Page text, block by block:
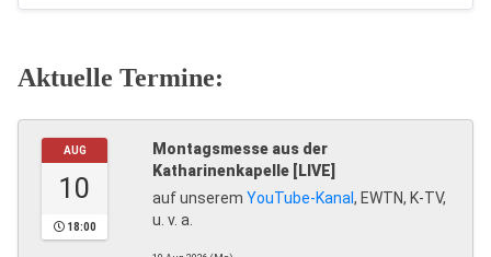
Aktuelle Termine:
AUG
10
18:00
Montagsmesse aus der
Katharinenkapelle [LIVE]
auf unserem YouTube-Kanal , EWTN, K-TV,
u. v. a.